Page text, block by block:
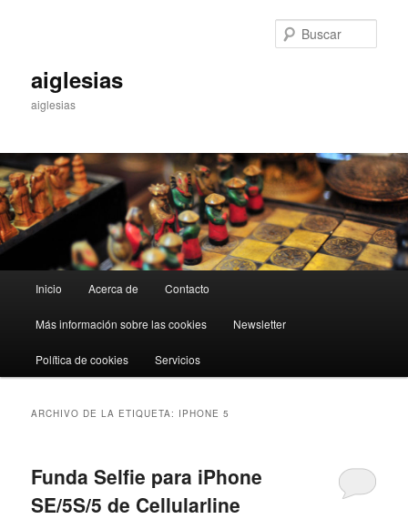
aiglesias
aiglesias
principal
Inicio Acerca de Contacto
Más información sobre las cookies Newsletter
Política de cookies Servicios
ARCHIVO DE LA ETIQUETA: IPHONE 5
Funda Selfie para iPhone
SE/5S/5 de Cellularline